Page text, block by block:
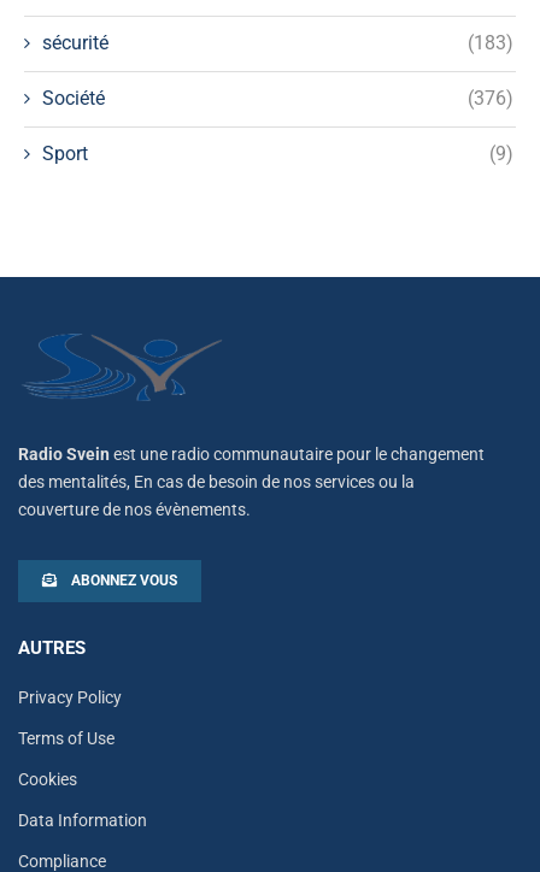
sécurité (183)
Société (376)
Sport (9)
Radio Svein est une radio communautaire pour le changement
des mentalités, En cas de besoin de nos services ou la
couverture de nos évènements.
ABONNEZ VOUS
AUTRES
Privacy Policy
Terms of Use
Cookies
Data Information
Compliance